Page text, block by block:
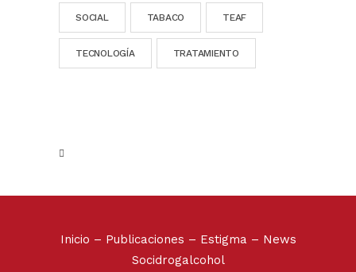
SOCIAL TABACO TEAF
TECNOLOGÍA TRATAMIENTO
Inicio – Publicaciones – Estigma – News
Socidrogalcohol